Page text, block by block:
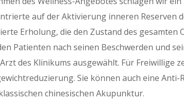
auf der Aktivierung inneren Reserven
Erholung, die den Zustand des gesamten
Patienten nach seinen Beschwerden und
des Klinikums ausgewählt. Für Freiwillige
Sie können auch eine
chinesischen Akupunktur.